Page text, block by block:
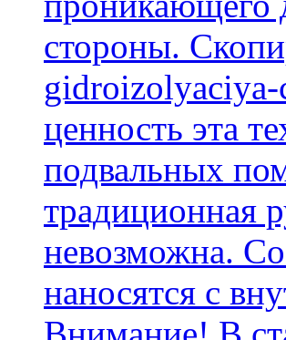
стороны.
ценность эта
подвальных
традиционная
невозможна.
наносятся с